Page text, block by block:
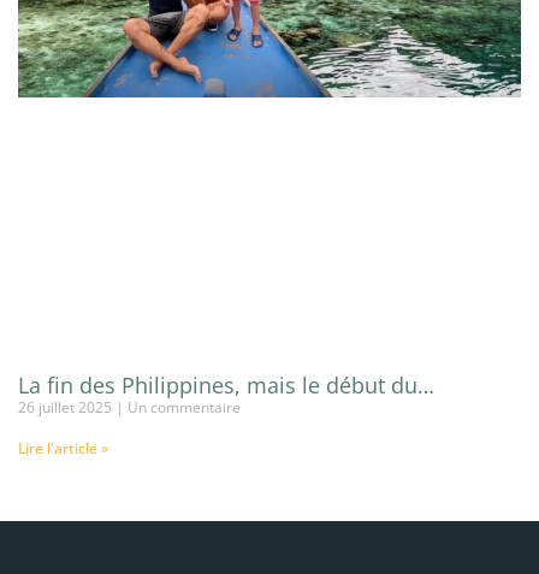
La fin des Philippines, mais le début du…
26 juillet 2025
Un commentaire
Lire l'article »